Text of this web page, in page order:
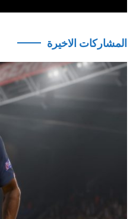
المشاركات الاخيرة